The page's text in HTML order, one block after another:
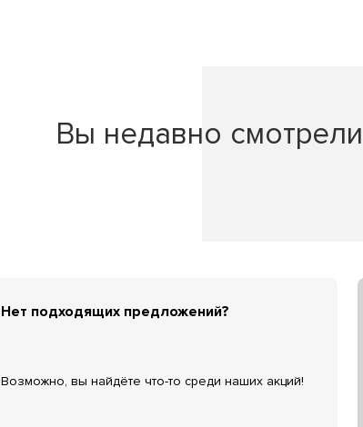
Вы недавно смотрели
Нет подходящих предложений?
Возможно, вы найдёте что-то среди наших акций!